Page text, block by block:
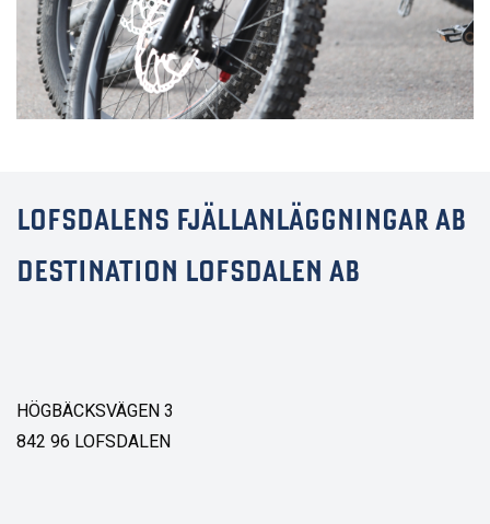
LOFSDALENS FJÄLLANLÄGGNINGAR AB
DESTINATION LOFSDALEN AB
HÖGBÄCKSVÄGEN 3
842 96 LOFSDALEN